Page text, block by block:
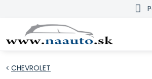
CHEVROLET